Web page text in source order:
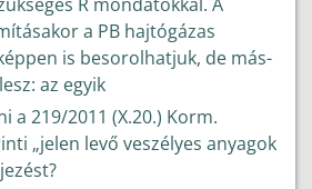
a PB hajtógázas
is besorolhatjuk, de más-
az egyik
a 219/2011 (X.20.) Korm.
„jelen levő veszélyes anyagok